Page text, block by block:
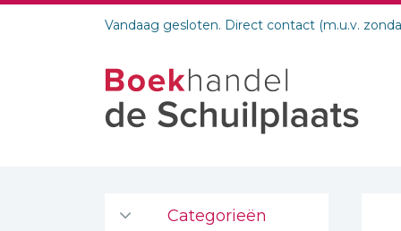
Vandaag gesloten. Direct contact (m.u.v.
Categorieën